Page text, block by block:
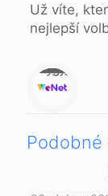
Už víte,
nejlepší
Warning
: Trying to access array offset on null in
/data/1/d/1da9a732-fb3a-4804-a40f-d46885ca54ae/lajk.online/web/wp-content/themes/betheme-child/includes/content-single.php
on line
286
Podobné